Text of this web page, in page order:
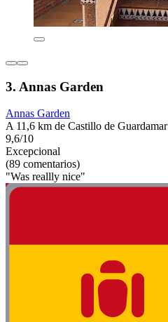
3. Annas Garden
Annas Garden
A 11,6 km de Castillo de Guardamar
9,6/10
Excepcional
(89 comentarios)
"Was reallly nice"